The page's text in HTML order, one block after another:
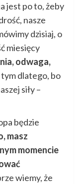
jest po to, żeby
nasze
dzisiaj, o
miesięcy
odwaga,
dlatego, bo
siły –
będzie
masz
momencie
wiemy, że